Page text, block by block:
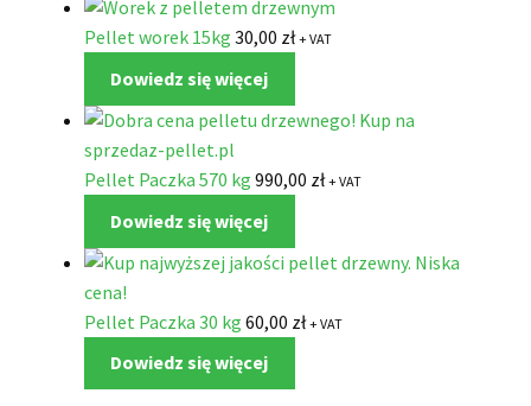
Pellet worek 15kg 30,00 zł + VAT
Dowiedz się więcej
Pellet Paczka 570 kg 990,00 zł + VAT
Dowiedz się więcej
Pellet Paczka 30 kg 60,00 zł + VAT
Dowiedz się więcej